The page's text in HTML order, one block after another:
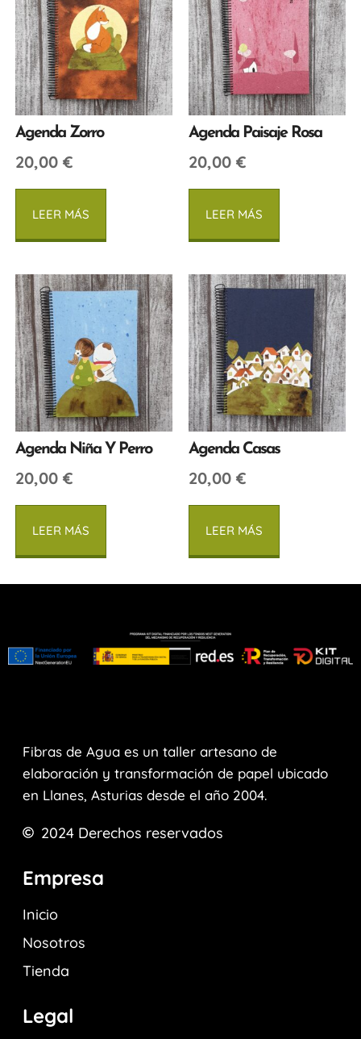
Agenda Zorro
20,00 €
LEER MÁS
Agenda Paisaje Rosa
20,00 €
LEER MÁS
Agenda Niña Y Perro
20,00 €
LEER MÁS
Agenda Casas
20,00 €
LEER MÁS
Fibras de Agua es un taller artesano de
elaboración y transformación de papel ubicado
en Llanes, Asturias desde el año 2004.
2024 Derechos reservados
Empresa
Inicio
Nosotros
Tienda
Legal